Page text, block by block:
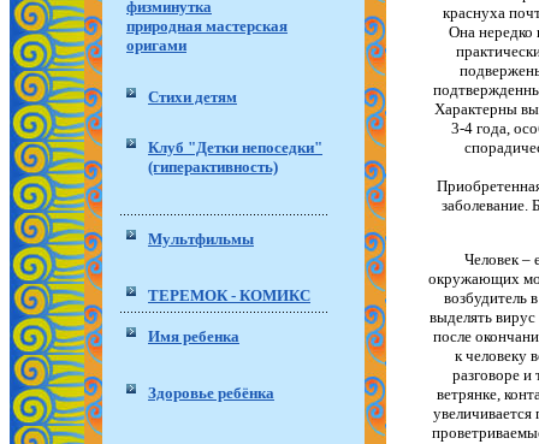
физминутка
природная мастерская
оригами
Стихи детям
Клуб "Детки непоседки"
(гиперактивность)
Мультфильмы
ТЕРЕМОК - КОМИКС
Имя ребенка
Здоровье ребёнка
краснуха
Она нередко
Характерны
3-4 года,
заболевание.
Человек –
окружающих
возбудитель
выделять
после
к человеку
разговоре
ветрянке,